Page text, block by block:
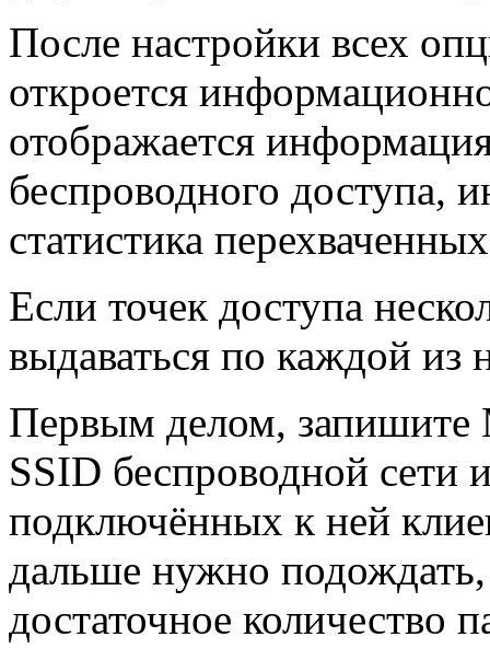
После настройки всех
откроется
отображается
беспроводного доступа,
статистика
Если точек доступа
выдаваться по каждой из
Первым делом, запишите
SSID беспроводной сети
подключённых к ней
дальше нужно подождать,
достаточное количество